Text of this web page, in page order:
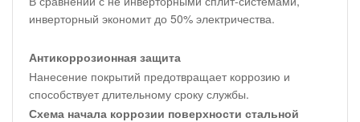
инверторный экономит до 50% электричества.
Антикоррозионная защита
Нанесение покрытий предотвращает коррозию и
способствует длительному сроку службы.
Схема начала коррозии поверхности стальной